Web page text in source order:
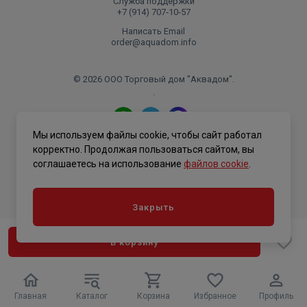
Главная Каталог Корзина Избранное Профиль
В корзину
3 года , а также добавлено 2 года бесплатного
сервисного обслуживания .
Классическая сплит-система Royal Clima PANDORA 2025
комфорта и технологичности. Благодаря продвинутой
системе очистки воздуха, функции iFEEL и
возможности управления через Wi-Fi, она становится
микроклимата в доме или офисе.
+7 (914) 707‑10‑57
Написать Email
order@aquadom.info
© 2026 ООО Торговый дом "Аквадом".
.
Политика конфиденциальности
Мы используем файлы cookie, чтобы сайт работал
корректно. Продолжая пользоваться сайтом, вы
соглашаетесь на использование файлов cookie
Закрыть